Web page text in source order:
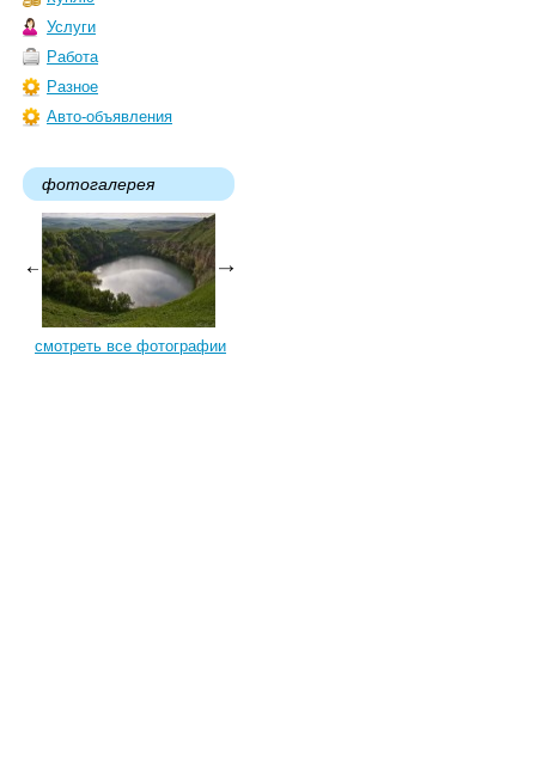
Услуги
Работа
Разное
Авто-объявления
фотогалерея
смотреть все фотографии